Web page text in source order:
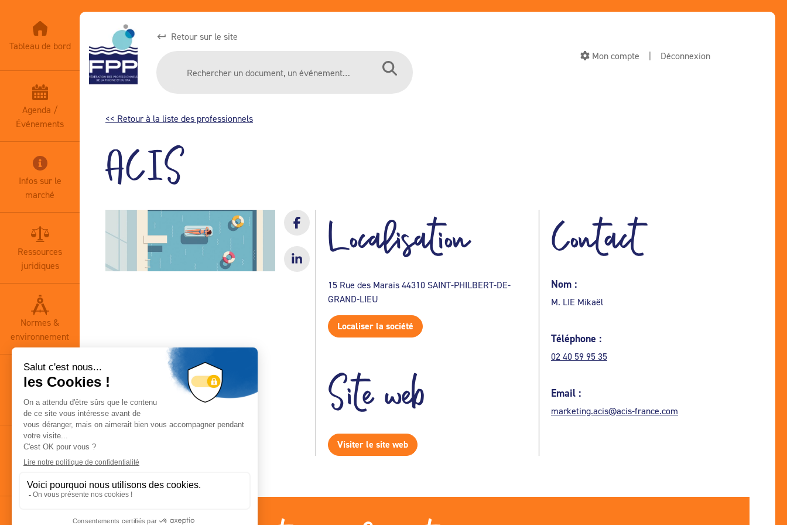
Tableau de bord
Agenda /
Événements
Infos sur le
marché
Ressources
juridiques
Normes &
environnement
documentaire
Retour sur le site
Mon compte
| Déconnexion
<< Retour à la liste des professionnels
ACIS
Localisation
15 Rue des Marais 44310 SAINT-PHILBERT-DE-
GRAND-LIEU
Localiser la société
Site web
Visiter le site web
Contact
Nom :
M. LIE Mikaël
Téléphone :
02 40 59 95 35
Email :
marketing.acis@acis-france.com